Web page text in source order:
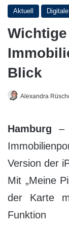
Aktuell
Blick
Alexandra
Hamburg –
Version der
Mit „Meine
der Karte
Funktion